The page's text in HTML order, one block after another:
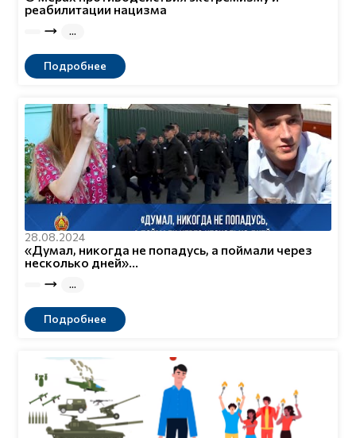
реабилитации нацизма
Подробнее
28.08.2024
«Думал, никогда не попадусь, а поймали через
несколько дней»...
Подробнее